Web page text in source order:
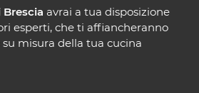
Brescia avrai a tua disposizione
esperti, che ti affiancheranno
misura della tua cucina